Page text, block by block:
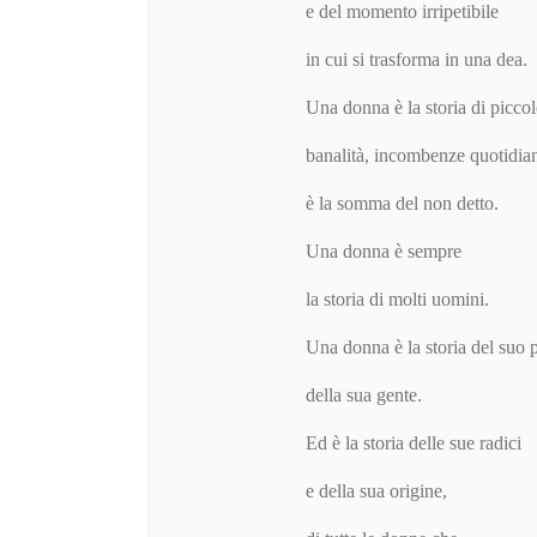
e del momento irripetibile
in cui si trasforma in una dea.
Una donna è la storia di
banalità, incombenze
è la somma del non detto.
Una donna è sempre
la storia di molti uomini.
Una donna è la storia del suo
della sua gente.
Ed è la storia delle sue radici
e della sua origine,